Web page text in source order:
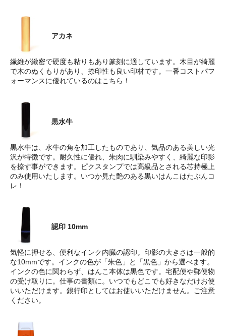
アカネ
繊維が緻密で硬度も粘りもあり篆刻に適しています。木目が綺麗
で木のぬくもりがあり、捺印性も良い印材です。一番コストパフ
ォーマンスに優れているのはこちら！
黒水牛
黒水牛は、水牛の角を加工したものであり、気品のある美しい光
沢が特徴です。耐久性に優れ、朱肉に馴染みやすく、綺麗な印影
を捺す事ができます。ピクスタンプでは高級品とされる芯持極上
のみ使用いたします。いつか見た艶のある黒いはんこはたぶんコ
レ！
認印 10mm
気軽に押せる、便利なインク内臓の認印。印影の大きさは一般的
な10mmです。インクの色が「朱色」と「黒色」から選べます。
インクの色に関わらず、はんこ本体は黒色です。宅配便や郵便物
の受け取りに。仕事の書類に。いつでもどこでも好きなだけお使
いいただけます。銀行印としてはお使いいただけません。ご注意
ください。